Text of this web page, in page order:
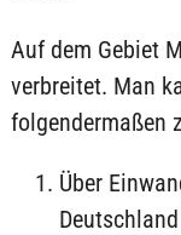
Auf dem Gebiet
verbreitet. Man
folgendermaßen
Über